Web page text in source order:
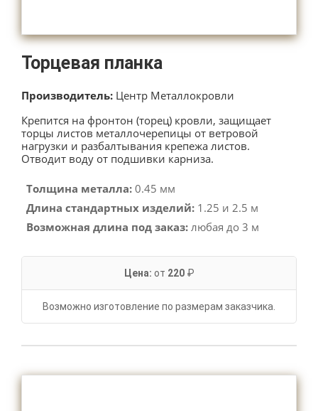
Торцевая планка
Производитель: Центр Металлокровли
Крепится на фронтон (торец) кровли, защищает
торцы листов металлочерепицы от ветровой
нагрузки и разбалтывания крепежа листов.
Отводит воду от подшивки карниза.
Толщина металла: 0.45 мм
Длина стандартных изделий: 1.25 и 2.5 м
Возможная длина под заказ: любая до 3 м
Цена: от 220₽
Возможно изготовление по размерам заказчика.